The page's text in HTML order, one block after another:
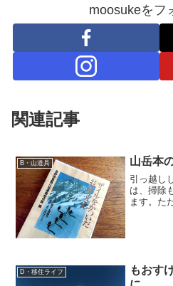
moosukeをフ
関連記事
B・山道具 山岳本
引っ越し
は、掃除
ます。た
ルプスが
D・移住ライフ
もおす